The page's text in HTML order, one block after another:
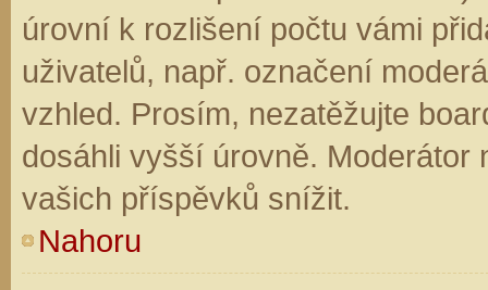
úrovní k rozlišení počtu vámi
uživatelů, např. označení
vzhled. Prosím, nezatěžujte
dosáhli vyšší úrovně. Moderátor
vašich příspěvků snížit.
Nahoru